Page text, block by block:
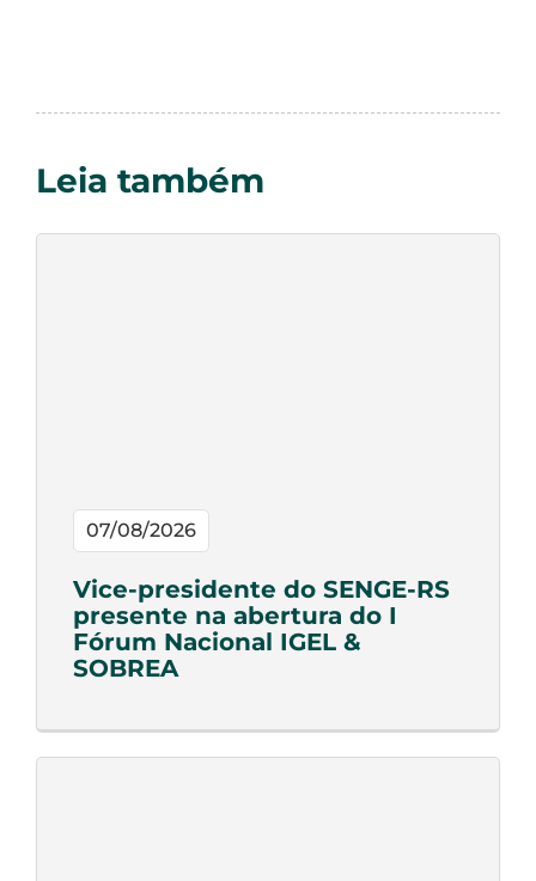
Leia também
07/08/2026
Vice-presidente do SENGE-RS
presente na abertura do I
Fórum Nacional IGEL &
SOBREA